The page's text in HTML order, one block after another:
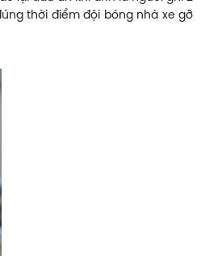
thời điểm đội bóng nhà xe gỡ